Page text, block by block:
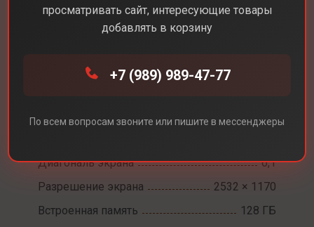
iPhone 16e
Диагональ экрана
6,1
Разрешение экрана
2532 × 1170
Встроенная память
128 ГБ
просматривать сайт, интересующие товары
добавлять в корзину
+7 (989) 989-47-77
По всем вопросам звоните или пишите в мессенджеры